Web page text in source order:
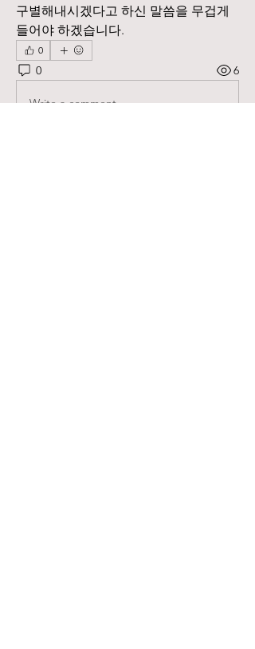
구별해내시겠다고 하신 말씀을 무겁게
들어야 하겠습니다.
0
0 6
Write a comment...